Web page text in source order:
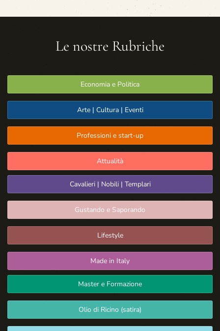
Le nostre Rubriche
Economia e Politica
Arte | Cultura | Eventi
Professioni e start-up
Attualità
Cavalieri | Nobili | Templari
Gustando e Saporando
Lifestyle
Made in Italy
Master e Formazione
Olio di Ricino (satira)